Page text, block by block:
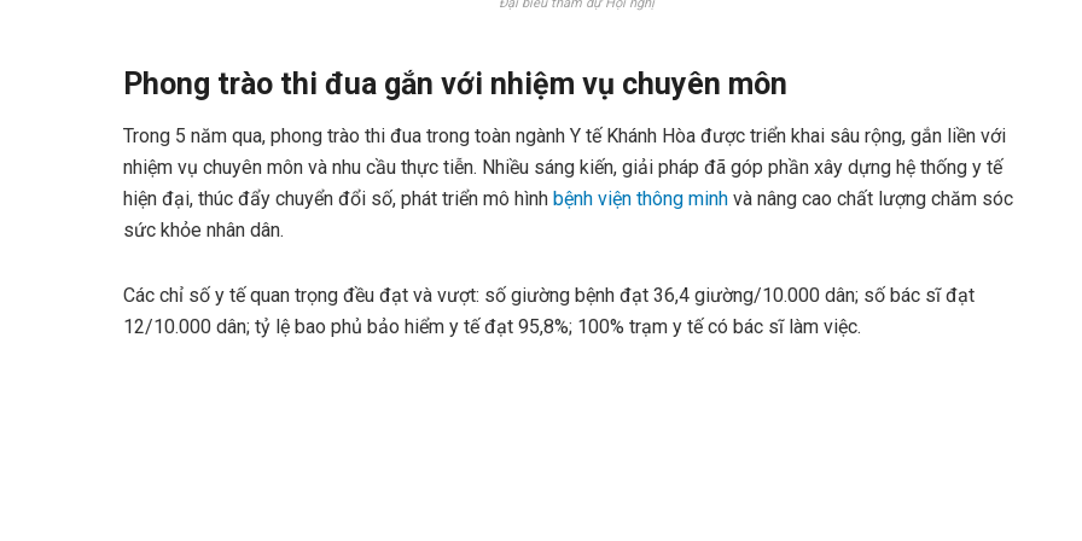
Đại biểu tham dự Hội nghị
Phong trào thi đua gắn với nhiệm vụ chuyên môn
Trong 5 năm qua, phong trào thi đua trong toàn ngành Y tế Khánh Hòa được triển khai sâu rộng, gắn liền với
nhiệm vụ chuyên môn và nhu cầu thực tiễn. Nhiều sáng kiến, giải pháp đã góp phần xây dựng hệ thống y tế
hiện đại, thúc đẩy chuyển đổi số, phát triển mô hình bệnh viện thông minh và nâng cao chất lượng chăm sóc
sức khỏe nhân dân.
Các chỉ số y tế quan trọng đều đạt và vượt: số giường bệnh đạt 36,4 giường/10.000 dân; số bác sĩ đạt
12/10.000 dân; tỷ lệ bao phủ bảo hiểm y tế đạt 95,8%; 100% trạm y tế có bác sĩ làm việc.